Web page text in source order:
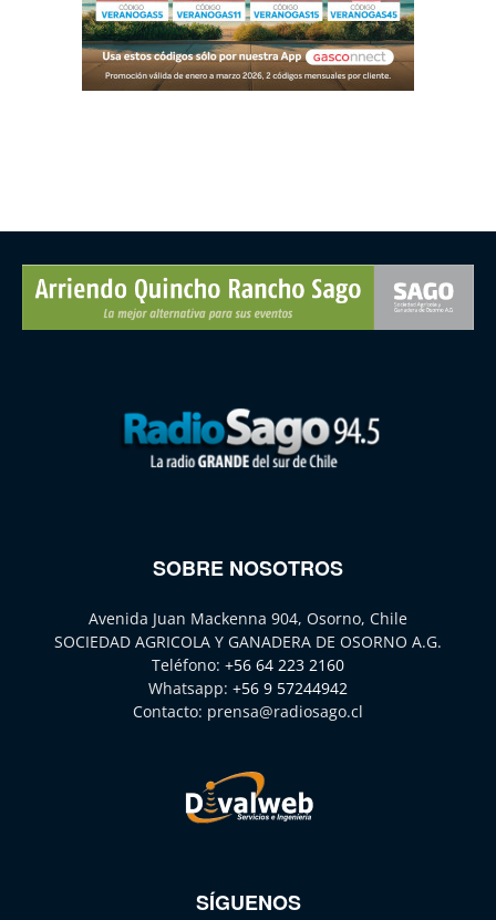
SOBRE NOSOTROS
Avenida Juan Mackenna 904, Osorno, Chile
SOCIEDAD AGRICOLA Y GANADERA DE OSORNO A.G.
Teléfono: +56 64 223 2160
Whatsapp: +56 9 57244942
Contacto: prensa@radiosago.cl
SÍGUENOS